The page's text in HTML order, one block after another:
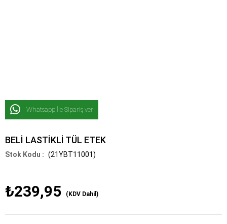
Whatsapp İle Sipariş ver
BELİ LASTİKLİ TÜL ETEK
(21YBT11001)
₺239,95 (KDV Dahil)